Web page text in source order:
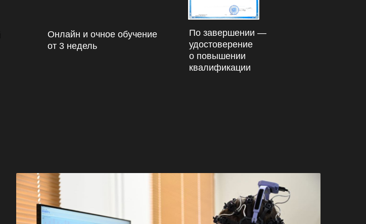
Онлайн и очное обучение
от 3 недель
По завершении —
удостоверение
о повышении
квалификации